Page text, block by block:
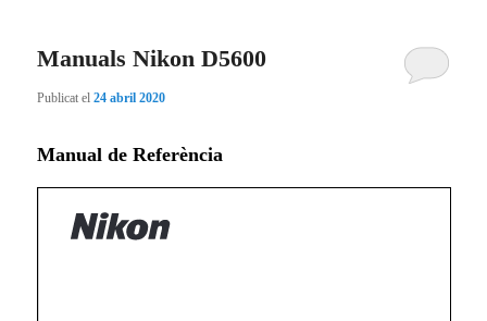
principal
secundari
Manuals Nikon D5600
Publicat el24 abril 2020
Manual de Referència